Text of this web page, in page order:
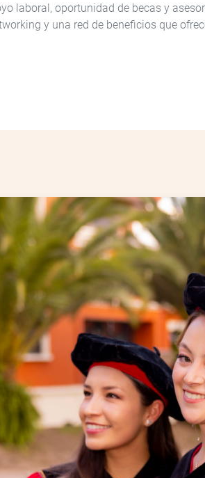
laboral, oportunidad de becas y
y una red de beneficios que